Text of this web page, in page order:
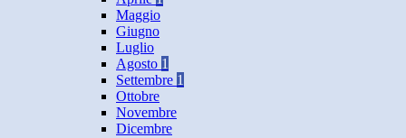
Maggio
Giugno
Luglio
Agosto 1
Settembre 1
Ottobre
Novembre
Dicembre